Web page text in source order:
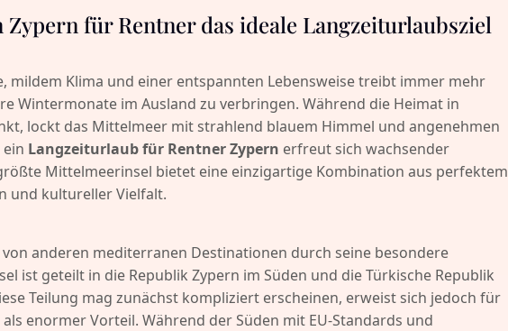
für Rentner das ideale Langzeiturlaubsziel
mildem Klima und einer entspannten Lebensweise treibt immer mehr
Wintermonate im Ausland zu verbringen. Während die Heimat in
lockt das Mittelmeer mit strahlend blauem Himmel und angenehmen
Langzeiturlaub für Rentner Zypern erfreut sich wachsender
Mittelmeerinsel bietet eine einzigartige Kombination aus perfektem
und kultureller Vielfalt.
anderen mediterranen Destinationen durch seine besondere
ist geteilt in die Republik Zypern im Süden und die Türkische Republik
Teilung mag zunächst kompliziert erscheinen, erweist sich jedoch für
enormer Vorteil. Während der Süden mit EU-Standards und